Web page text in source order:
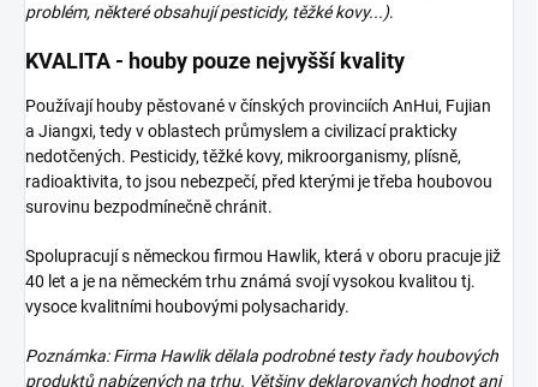
problém, některé obsahují pesticidy, těžké kovy...).
KVALITA - houby pouze nejvyšší kvality
Používají houby pěstované v čínských provinciích AnHui, Fujian
a Jiangxi, tedy v oblastech průmyslem a civilizací prakticky
nedotčených. Pesticidy, těžké kovy, mikroorganismy, plísně,
radioaktivita, to jsou nebezpečí, před kterými je třeba houbovou
surovinu bezpodmínečně chránit.
Spolupracují s německou firmou Hawlik, která v oboru pracuje již
40 let a je na německém trhu známá svojí vysokou kvalitou tj.
vysoce kvalitními houbovými polysacharidy.
Poznámka: Firma Hawlik dělala podrobné testy řady houbových
produktů nabízených na trhu. Většiny deklarovaných hodnot ani